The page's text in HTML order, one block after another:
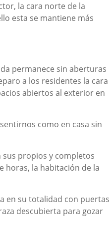
la cara norte de la
esta se mantiene más
permanece sin aberturas
a los residentes la cara
abiertos al exterior en
como en casa sin
propios y completos
horas, la habitación de la
en su totalidad con puertas
descubierta para gozar